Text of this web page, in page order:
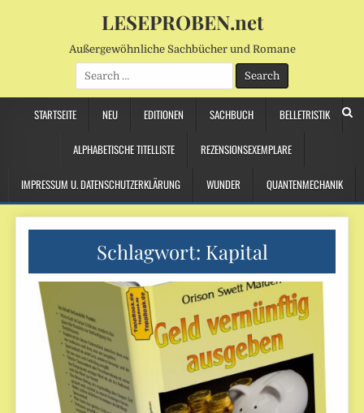
LESEPROBEN.net
Außergewöhnliche Sachbücher und Romane
Search
for:
STARTSEITE NEU EDITIONEN SACHBUCH BELLETRISTIK
ALPHABETISCHE TITELLISTE REZENSIONSEXEMPLARE
IMPRESSUM U. DATENSCHUTZERKLÄRUNG WUNDER QUANTENMECHANIK
Schlagwort: Kapital